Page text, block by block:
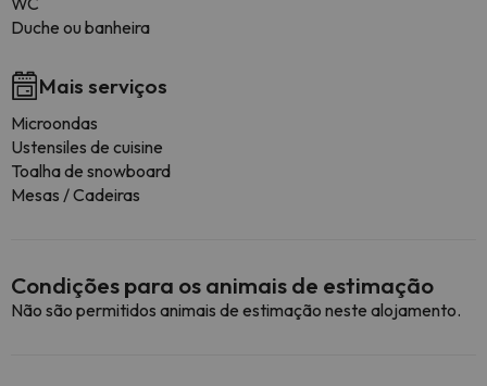
Duche ou banheira
Mais serviços
Microondas
Ustensiles de cuisine
Toalha de snowboard
Mesas / Cadeiras
Condições para os animais de estimação
Não são permitidos animais de estimação neste alojamento.